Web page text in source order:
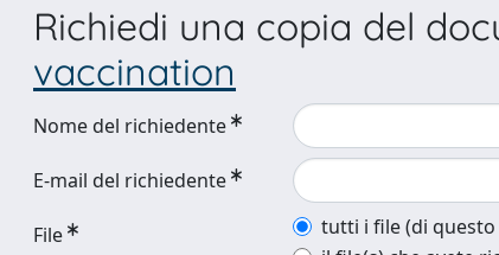
Richiedi una copia del
vaccination
Nome del richiedente
E-mail del richiedente
File
tutti i file (di